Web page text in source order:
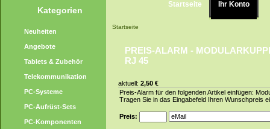
Kategorien
Neuheiten
Angebote
Tablets & Zubehör
Telekommunikation
PC-Systeme
PC-Aufrüst-Sets
PC-Komponenten
Startseite Ihr Konto
Startseite
PREIS-ALARM -
RJ 45
aktuell: 2,50 €
Preis-Alarm für den folgenden Artikel einfügen:
Tragen Sie in das Eingabefeld Ihren Wunschpreis
Preis: